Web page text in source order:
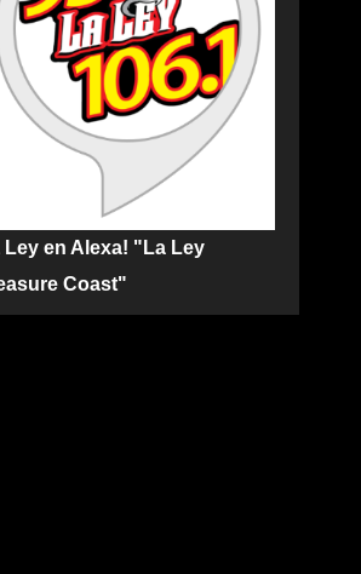
Ley en Alexa! "La Ley
Coast"